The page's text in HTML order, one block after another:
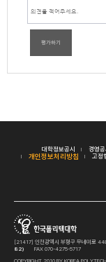
평가하기
대학정보공시 경영공
개인정보처리방침 고정
[21417] 인천광역시 부평구 무네미로
82)
FAX 070-4275-5717